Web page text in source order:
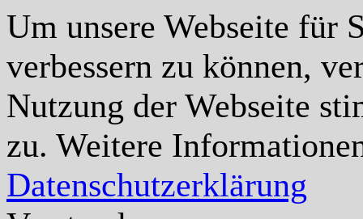
Um unsere Webseite für
verbessern zu können,
Nutzung der Webseite
zu. Weitere
Datenschutzerklärung